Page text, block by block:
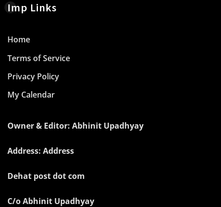
Imp Links
Home
Terms of Service
Privacy Policy
My Calendar
Owner & Editor: Abhinit Upadhyay
Address: Address
Dehat post dot com
C/o Abhinit Upadhyay